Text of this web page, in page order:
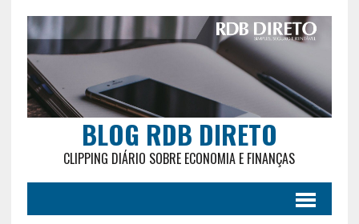
BLOG RDB DIRETO
CLIPPING DIÁRIO SOBRE ECONOMIA E FINANÇAS